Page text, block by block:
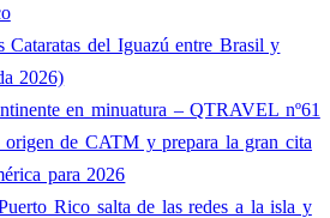
Cataratas del Iguazú entre Brasil y
2026)
en minuatura – QTRAVEL nº61
origen de CATM y prepara la gran cita
para 2026
Rico salta de las redes a la isla y